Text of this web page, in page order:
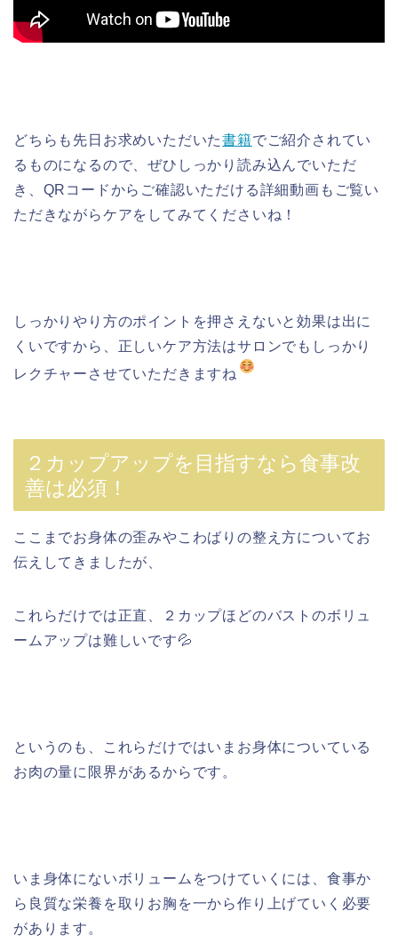
どちらも先日お求めいただいた書籍でご紹介されてい
るものになるので、ぜひしっかり読み込んでいただ
き、QRコードからご確認いただける詳細動画もご覧い
ただきながらケアをしてみてくださいね！
しっかりやり方のポイントを押さえないと効果は出に
くいですから、正しいケア方法はサロンでもしっかり
レクチャーさせていただきますね
２カップアップを目指すなら食事改
善は必須！
ここまでお身体の歪みやこわばりの整え方についてお
伝えしてきましたが、
これらだけでは正直、２カップほどのバストのボリュ
ームアップは難しいです💦
というのも、これらだけではいまお身体についている
お肉の量に限界があるからです。
いま身体にないボリュームをつけていくには、食事か
ら良質な栄養を取りお胸を一から作り上げていく必要
があります。